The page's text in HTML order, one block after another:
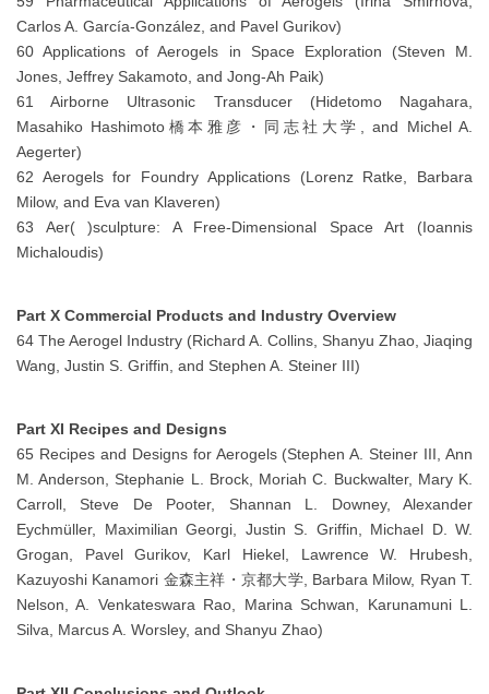
Carlos A. García-González, and Pavel Gurikov)
60 Applications of Aerogels in Space Exploration (Steven M.
Jones, Jeffrey Sakamoto, and Jong-Ah Paik)
61 Airborne Ultrasonic Transducer (Hidetomo Nagahara,
Masahiko Hashimoto橋本雅彦・同志社大学, and Michel A.
Aegerter)
62 Aerogels for Foundry Applications (Lorenz Ratke, Barbara
Milow, and Eva van Klaveren)
63 Aer( )sculpture: A Free-Dimensional Space Art (Ioannis
Michaloudis)
Part X Commercial Products and Industry Overview
64 The Aerogel Industry (Richard A. Collins, Shanyu Zhao, Jiaqing
Wang, Justin S. Griffin, and Stephen A. Steiner III)
Part XI Recipes and Designs
65 Recipes and Designs for Aerogels (Stephen A. Steiner III, Ann
M. Anderson, Stephanie L. Brock, Moriah C. Buckwalter, Mary K.
Carroll, Steve De Pooter, Shannan L. Downey, Alexander
Eychmüller, Maximilian Georgi, Justin S. Griffin, Michael D. W.
Grogan, Pavel Gurikov, Karl Hiekel, Lawrence W. Hrubesh,
Kazuyoshi Kanamori 金森主祥・京都大学, Barbara Milow, Ryan T.
Nelson, A. Venkateswara Rao, Marina Schwan, Karunamuni L.
Silva, Marcus A. Worsley, and Shanyu Zhao)